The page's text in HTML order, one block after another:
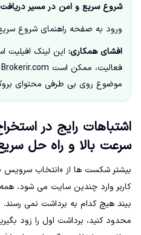
شروع سریع و امن در مسیر دریافت DOGE
ورود به صفحه راهنمای شروع
افشای همکاری: این لینک
موضوع روی بی طرفی محتوای بروکر
اشتباهات رایج در
سرعت بالا و راه حل
بیشتر شکست ها از «انتخاب سرویس
کاربر وارد چندین سایت می شود،
بیند هیچ کدام به برداشت نمی
محدود کنید، برداشت اول را زود